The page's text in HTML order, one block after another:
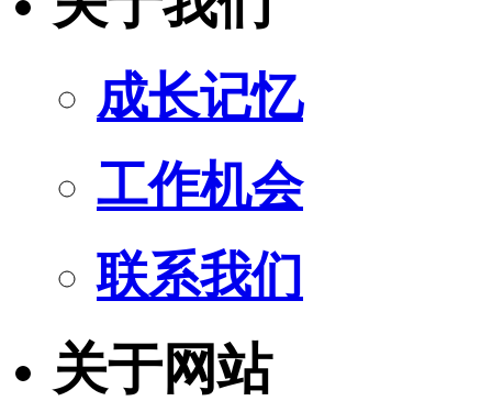
成长记忆
工作机会
联系我们
关于网站